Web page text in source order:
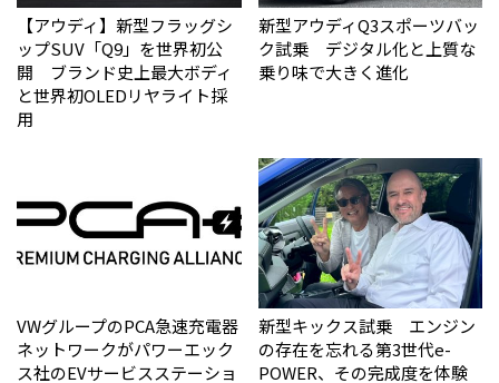
【アウディ】新型フラッグシ
ップSUV「Q9」を世界初公
開 ブランド史上最大ボディ
と世界初OLEDリヤライト採
用
新型アウディQ3スポーツバッ
ク試乗 デジタル化と上質な
乗り味で大きく進化
VWグループのPCA急速充電器
ネットワークがパワーエック
ス社のEVサービスステーショ
新型キックス試乗 エンジン
の存在を忘れる第3世代e-
POWER、その完成度を体験